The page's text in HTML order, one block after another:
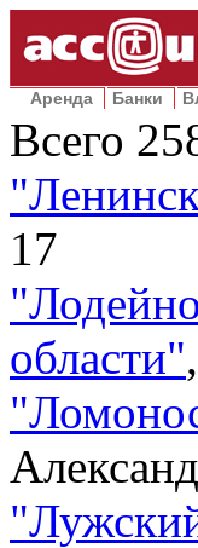
Аренда Банки
Всего
"
17
"
области",
"
"